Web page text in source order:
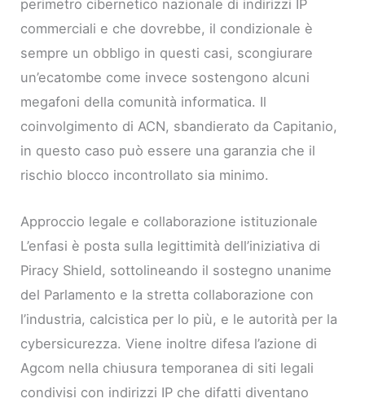
perimetro cibernetico nazionale di indirizzi IP
commerciali e che dovrebbe, il condizionale è
sempre un obbligo in questi casi, scongiurare
un’ecatombe come invece sostengono alcuni
megafoni della comunità informatica. Il
coinvolgimento di ACN, sbandierato da Capitanio,
in questo caso può essere una garanzia che il
rischio blocco incontrollato sia minimo.
Approccio legale e collaborazione istituzionale
L’enfasi è posta sulla legittimità dell’iniziativa di
Piracy Shield, sottolineando il sostegno unanime
del Parlamento e la stretta collaborazione con
l’industria, calcistica per lo più, e le autorità per la
cybersicurezza. Viene inoltre difesa l’azione di
Agcom nella chiusura temporanea di siti legali
condivisi con indirizzi IP che difatti diventano